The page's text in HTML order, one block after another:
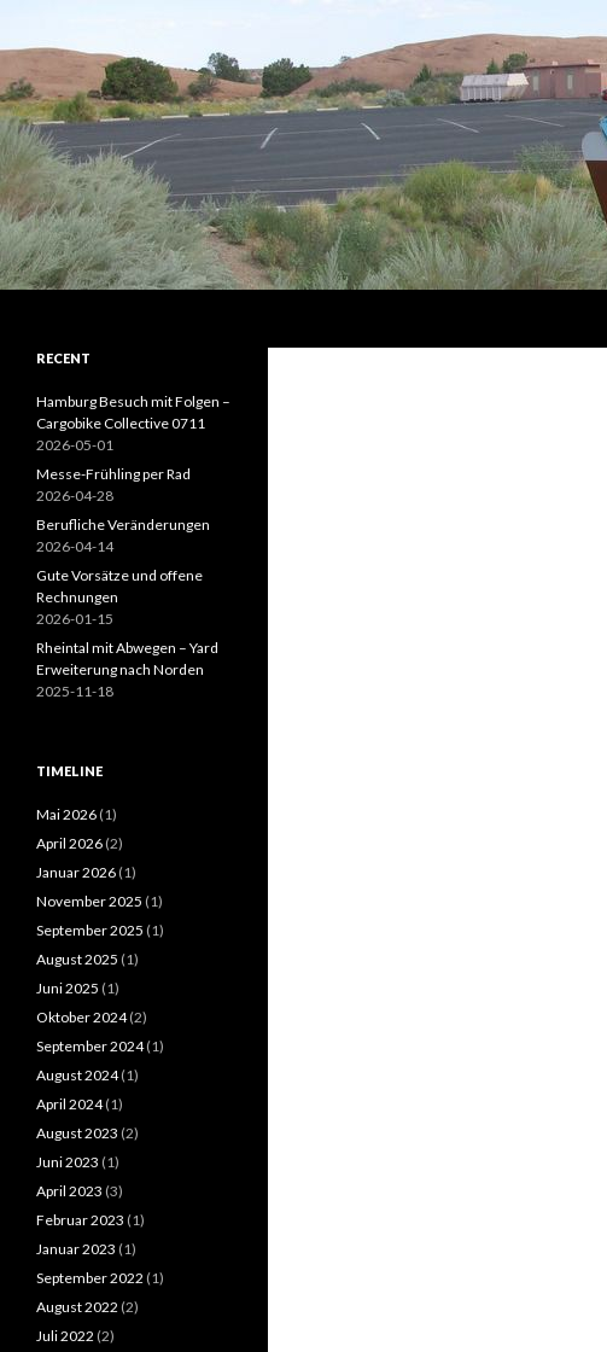
RECENT
Hamburg Besuch mit Folgen –
Cargobike Collective 0711
2026-05-01
Messe-Frühling per Rad
2026-04-28
Berufliche Veränderungen
2026-04-14
Gute Vorsätze und offene
Rechnungen
2026-01-15
Rheintal mit Abwegen – Yard
Erweiterung nach Norden
2025-11-18
TIMELINE
Mai 2026 (1)
April 2026 (2)
Januar 2026 (1)
November 2025 (1)
September 2025 (1)
August 2025 (1)
Juni 2025 (1)
Oktober 2024(2)
September 2024(1)
August 2024(1)
April 2024(1)
August 2023 (2)
Juni 2023 (1)
April 2023 (3)
Februar 2023 (1)
Januar 2023 (1)
September 2022 (1)
August 2022 (2)
Juli 2022 (2)